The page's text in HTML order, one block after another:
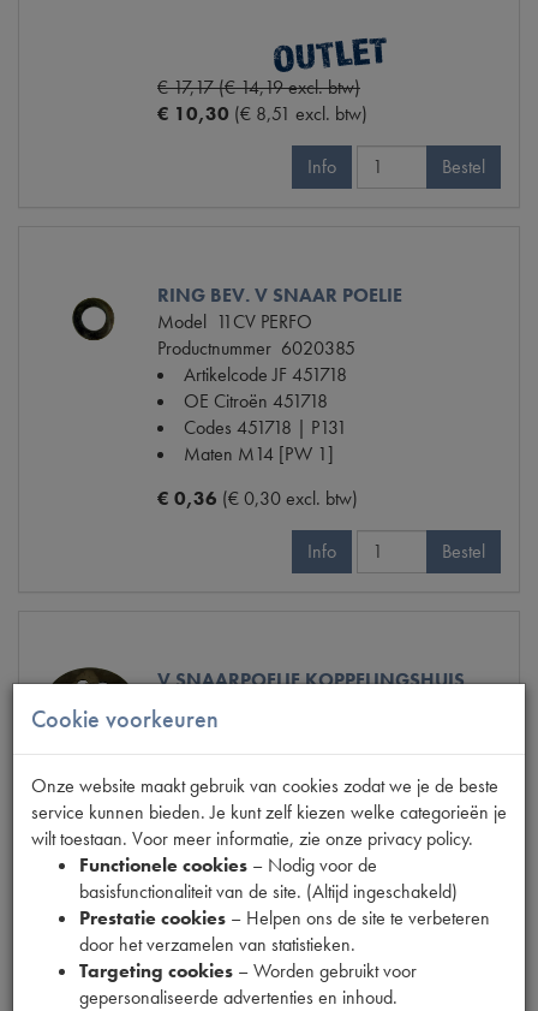
€ 17,17 (€ 14,19 excl. btw)
€ 10,30 (€ 8,51 excl. btw)
Info Bestel
RING BEV. V SNAAR POELIE
Model 11CV PERFO
Productnummer 6020385
Artikelcode JF451718
OE Citroën 451718
Codes 451718 | P131
Maten M14 [PW 1]
€ 0,36 (€ 0,30 excl. btw)
Info Bestel
V SNAARPOELIE KOPPELINGSHUIS
Productnummer
Artikelcode JF451721
OE Citroën451721
Codes 451721 | P131
MatenO 178x41.5mm [PW 1]
€ 88,25
(€ 72,93 excl. btw)
Info
Niet op voorraad
Cookie voorkeuren
Onze website maakt gebruik van cookies zodat we je de beste
service kunnen bieden. Je kunt zelf kiezen welke categorieën je
wilt toestaan. Voor meer informatie, zie onze privacy policy.
Functionele cookies – Nodig voor de
basisfunctionaliteit van de site. (Altijd ingeschakeld)
Prestatie cookies – Helpen ons de site te verbeteren
door het verzamelen van statistieken.
Targeting cookies – Worden gebruikt voor
gepersonaliseerde advertenties en inhoud.